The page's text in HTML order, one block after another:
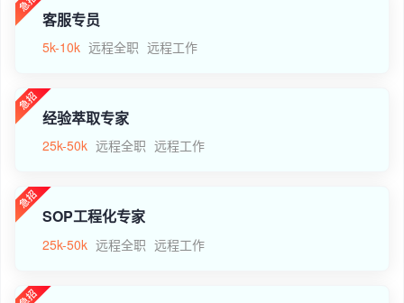
客服专员
5k-10k 远程全职 远程工作
经验萃取专家
25k-50k 远程全职 远程工作
SOP工程化专家
25k-50k 远程全职 远程工作